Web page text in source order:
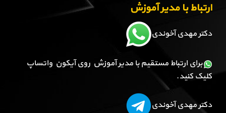
ارتباط با مدیر آموزش
دکتر مهدی آخوندی
برای ارتباط مستقیم با مدیر آموزش روی آیکون واتساپ
کلیک کنید.
دکتر مهدی آخوندی